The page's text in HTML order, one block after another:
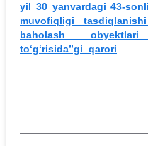
yil 30 yanvardagi 43-
muvofiqligi
baholash
to‘g‘risida”gi qarori